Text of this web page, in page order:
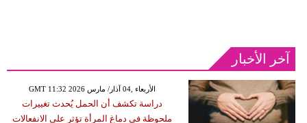
آخر الأخبار
GMT 11:32 2026 الأربعاء ,04 آذار/ مارس
دراسة تكشف أن الحمل يُحدث تغييرات
ملحوظة في دماغ المرأة تؤثر على الانفعالات